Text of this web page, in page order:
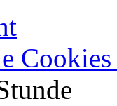
Cookies